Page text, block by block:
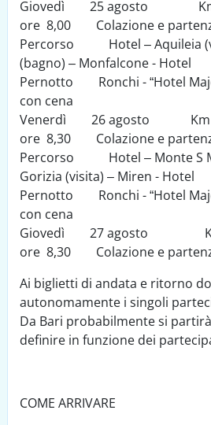
Giovedì 25 agosto
ore 8,00 Colazione e
Percorso Hotel – Aquileia
(bagno) – Monfalcone - Hotel
Pernotto Ronchi - “Hotel
con cena
Venerdì 26 agosto Km
ore 8,30 Colazione e
Percorso Hotel – Monte S
Gorizia (visita) – Miren - Hotel
Pernotto Ronchi - “Hotel
con cena
Giovedì 27 agosto
ore 8,30 Colazione e
Ai biglietti di andata e ritorno
autonomamente i singoli
Da Bari probabilmente si
definire in funzione dei
COME ARRIVARE